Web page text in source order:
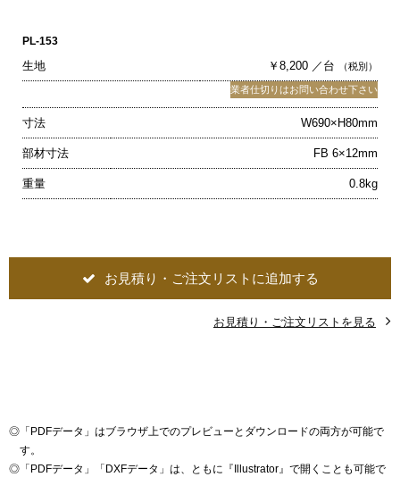
PL-153
生地 ￥8,200 ／台 （税別）
業者仕切りはお問い合わせ下さい
寸法 W690×H80mm
部材寸法 FB 6×12mm
重量 0.8kg
お見積り・ご注文リストに追加する
お見積り・ご注文リストを見る
◎ 「PDFデータ」はブラウザ上でのプレビューとダウンロードの両方が可能で
す。
◎ 「PDFデータ」「DXFデータ」は、ともに『Illustrator』で開くことも可能で